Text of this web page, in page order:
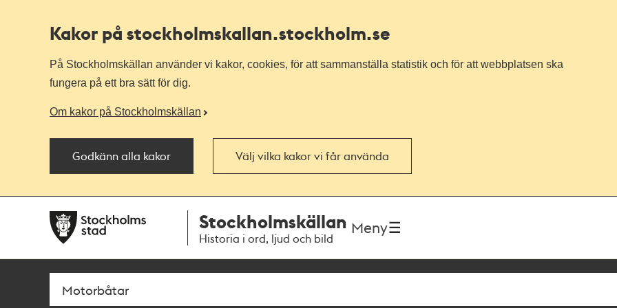
Kakor på stockholmskallan.stockholm.se
På Stockholmskällan använder vi kakor, cookies, för att sammanställa statistik och för att webbplatsen ska
fungera på ett bra sätt för dig.
Om kakor på Stockholmskällan
Godkänn alla kakor Välj vilka kakor vi får använda
navigationen
huvudinnehållet
Stockholmskällan
Historia i ord, ljud och bild
Meny
Sök